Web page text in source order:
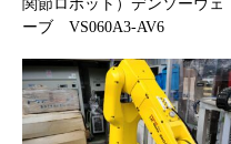
関節ロボット）デンソーウェ
ーブ VS060A3-AV6